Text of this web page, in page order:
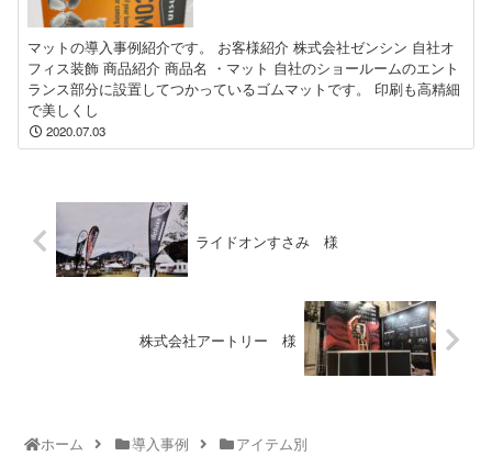
マットの導入事例紹介です。 お客様紹介 株式会社ゼンシン 自社オ
フィス装飾 商品紹介 商品名 ・マット 自社のショールームのエント
ランス部分に設置してつかっているゴムマットです。 印刷も高精細
で美しくし
2020.07.03
ライドオンすさみ 様
株式会社アートリー 様
ホーム 導入事例 アイテム別